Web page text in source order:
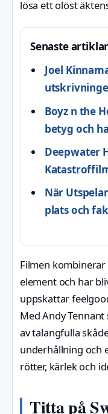
lösa ett olöst
Senaste artiklar
Joel
Boyz n the
betyg och
Deepwater
När
plats och
Filmen
element och har
uppskattar
Med Andy
av talangfulla
underhållning och
rötter, kärlek och
Titta på